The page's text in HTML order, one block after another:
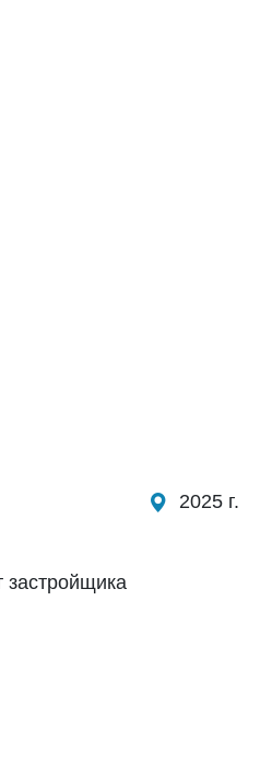
2025 г.
застройщика